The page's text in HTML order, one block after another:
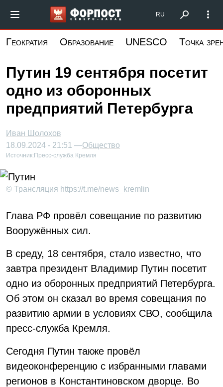
основному
Форпост Северо-Запад
RU
Геократия Образование UNESCO Точка
Путин 19 сентября посетит
одно из оборонных
предприятий Петербурга
Иван Шолохов
18.09.2024 - 21:51 —Общество
Источник: Пресс-служба Кремля
© Трансляция https://t.me/news_kremlin
Глава РФ провёл совещание по развитию
Вооружённых сил.
В среду, 18 сентября, стало известно, что
завтра президент Владимир Путин посетит
одно из оборонных предприятий Петербурга.
Об этом он сказал во время совещания по
развитию армии в условиях СВО, сообщила
пресс-служба Кремля.
Сегодня Путин также провёл
видеоконференцию с избранными главами
регионов в Константиновском дворце. Во